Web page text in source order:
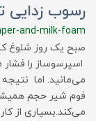
رسوب زدایی
and-milk-foam
صبح یک روز شلوغ
اسپرسوساز را
می‌مانید. اما
فوم شیر حجم
می‌کند.بسیاری از